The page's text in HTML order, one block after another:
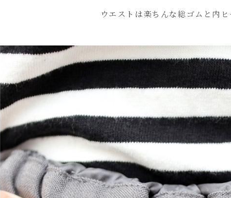
ウエストは楽ちんな総ゴムと内